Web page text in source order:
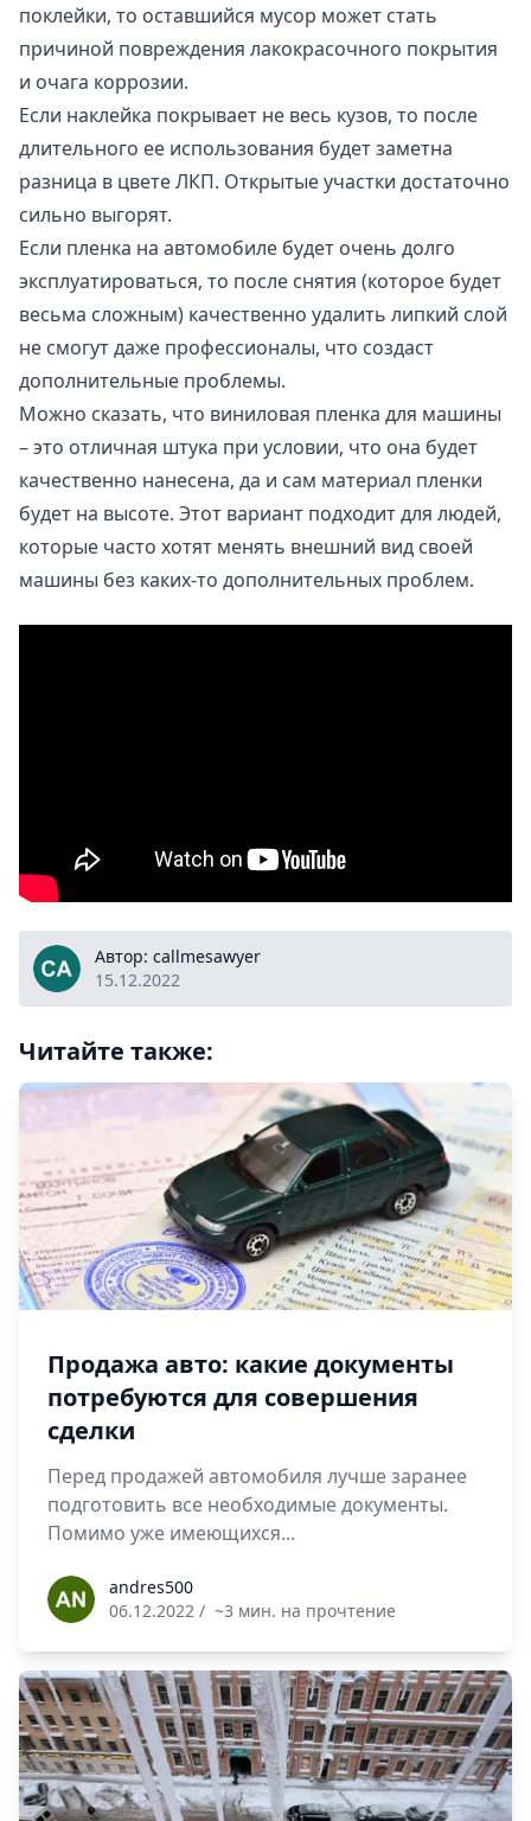
поклейки, то оставшийся мусор может стать
причиной повреждения лакокрасочного покрытия
и очага коррозии.
Если наклейка покрывает не весь кузов, то после
длительного ее использования будет заметна
разница в цвете ЛКП. Открытые участки достаточно
сильно выгорят.
Если пленка на автомобиле будет очень долго
эксплуатироваться, то после снятия (которое будет
весьма сложным) качественно удалить липкий слой
не смогут даже профессионалы, что создаст
дополнительные проблемы.
Можно сказать, что виниловая пленка для машины
– это отличная штука при условии, что она будет
качественно нанесена, да и сам материал пленки
будет на высоте. Этот вариант подходит для людей,
которые часто хотят менять внешний вид своей
машины без каких-то дополнительных проблем.
callmesawyerАвтор: callmesawyer
15.12.2022
Читайте также:
Продажа авто: какие документы
потребуются для совершения
сделки
Перед продажей автомобиля лучше заранее
подготовить все необходимые документы.
Помимо уже имеющихся...
andres500andres500
06.12.2022 / ~3 мин. на прочтение